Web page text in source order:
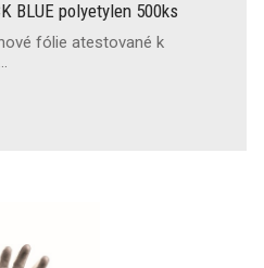
BLUE polyetylen 500ks
fólie atestované k